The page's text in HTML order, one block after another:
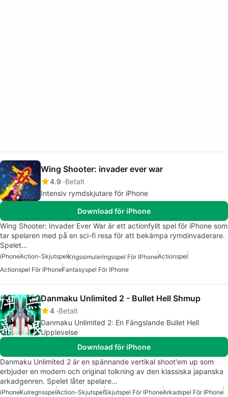
Wing Shooter: invader ever war
4.9 Betalt
Intensiv rymdskjutare för iPhone
Download för iPhone
Wing Shooter: Invader Ever War är ett actionfyllt spel för iPhone som
tar spelaren med på en sci-fi resa för att bekämpa rymdinvaderare.
Spelet…
iPhoneAction-SkjutspelKrigssimuleringsspel För IPhoneActionspel
Actionspel För IPhoneFantasyspel För IPhone
Danmaku Unlimited 2 - Bullet Hell Shmup
4 Betalt
Danmaku Unlimited 2: En Fängslande Bullet Hell
Upplevelse
Download för iPhone
Danmaku Unlimited 2 är en spännande vertikal shoot'em up som
erbjuder en modern och original tolkning av den klassiska japanska
arkadgenren. Spelet låter spelare…
iPhoneKulregnsspelAction-SkjutspelSkjutspel För IPhoneArkadspel För IPhone